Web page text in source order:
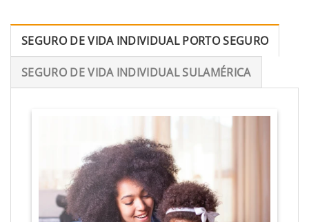
SEGURO DE VIDA INDIVIDUAL PORTO SEGURO
SEGURO DE VIDA INDIVIDUAL SULAMÉRICA